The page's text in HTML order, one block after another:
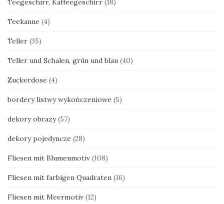
Teekanne (4)
Teller (35)
Teller und Schalen, grün und blau (40)
Zuckerdose (4)
bordery listwy wykończeniowe (5)
dekory obrazy (57)
dekory pojedyncze (28)
Fliesen mit Blumenmotiv (108)
Fliesen mit farbigen Quadraten (16)
Fliesen mit Meermotiv (12)